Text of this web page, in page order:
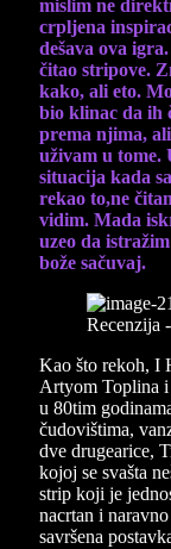
mislim ne
crpljena
dešava ova
čitao stripove.
kako, ali eto.
bio klinac da ih
prema njima,
uživam u tome.
situacija kada
rekao to,ne
vidim. Mada
uzeo da
bože sačuvaj.
Kao što rekoh, I
Artyom Toplina
u 80tim
čudovištima,
dve drugearice,
kojoj se svašta
strip koji je
nacrtan i
savršena